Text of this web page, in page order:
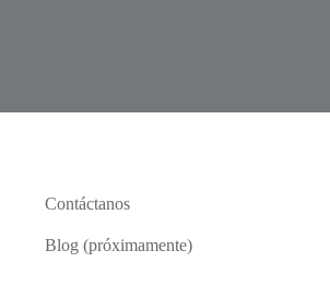
Contáctanos
Blog (próximamente)